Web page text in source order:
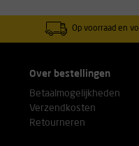
Op voorraad en
Over bestellingen
Betaalmogelijkheden
Verzendkosten
Retourneren